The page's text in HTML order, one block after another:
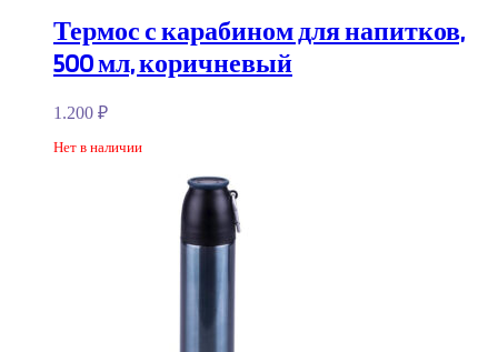
Термос с карабином для напитков,
500 мл, коричневый
1.200 ₽
Нет в наличии